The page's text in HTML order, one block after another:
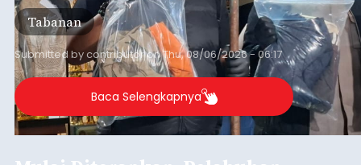
Tabanan
Submitted bycontributoronThu, 08/06/2026 - 06:17
Baca Selengkapnya